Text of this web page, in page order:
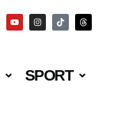
SPORT